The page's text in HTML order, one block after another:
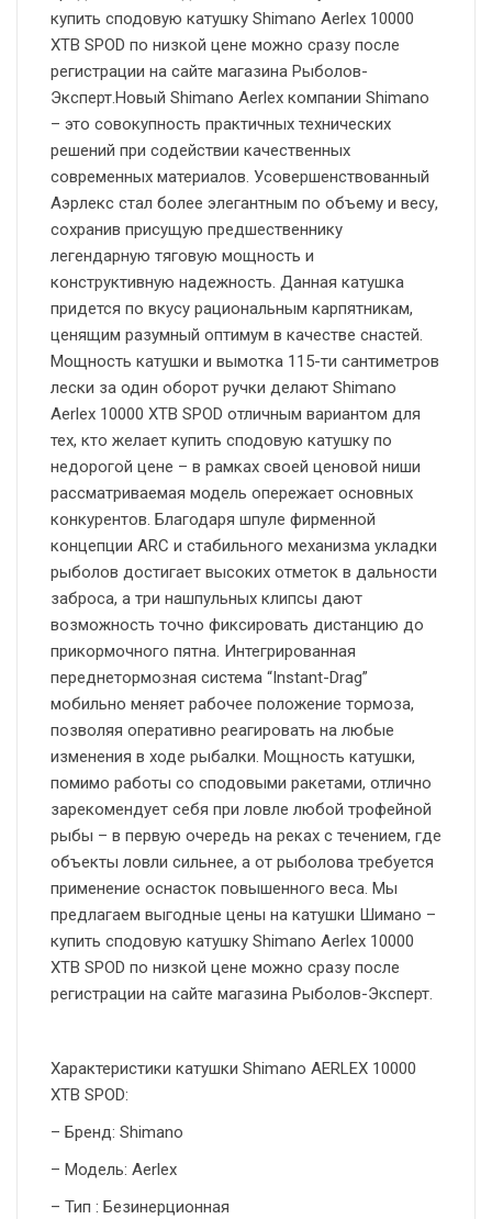
купить сподовую катушку Shimano Aerlex 10000
XTB SPOD по низкой цене можно сразу после
регистрации на сайте магазина Рыболов-
Эксперт.Новый Shimano Aerlex компании Shimano
– это совокупность практичных технических
решений при содействии качественных
современных материалов. Усовершенствованный
Аэрлекс стал более элегантным по объему и весу,
сохранив присущую предшественнику
легендарную тяговую мощность и
конструктивную надежность. Данная катушка
придется по вкусу рациональным карпятникам,
ценящим разумный оптимум в качестве снастей.
Мощность катушки и вымотка 115-ти сантиметров
лески за один оборот ручки делают Shimano
Aerlex 10000 XTB SPOD отличным вариантом для
тех, кто желает купить сподовую катушку по
недорогой цене – в рамках своей ценовой ниши
рассматриваемая модель опережает основных
конкурентов. Благодаря шпуле фирменной
концепции ARС и стабильного механизма укладки
рыболов достигает высоких отметок в дальности
заброса, а три нашпульных клипсы дают
возможность точно фиксировать дистанцию до
прикормочного пятна. Интегрированная
переднетормозная система “Instant-Drag”
мобильно меняет рабочее положение тормоза,
позволяя оперативно реагировать на любые
изменения в ходе рыбалки. Мощность катушки,
помимо работы со сподовыми ракетами, отлично
зарекомендует себя при ловле любой трофейной
рыбы – в первую очередь на реках с течением, где
объекты ловли сильнее, а от рыболова требуется
применение оснасток повышенного веса. Мы
предлагаем выгодные цены на катушки Шимано –
купить сподовую катушку Shimano Aerlex 10000
XTB SPOD по низкой цене можно сразу после
регистрации на сайте магазина Рыболов-Эксперт.
Характеристики катушки Shimano AERLEX 10000
XTB SPOD:
– Бренд: Shimano
– Модель: Aerlex
– Тип : Безинерционная